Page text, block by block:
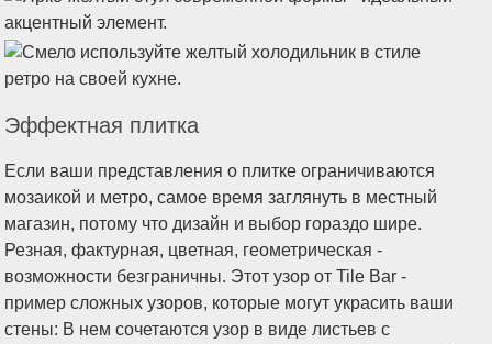
Эффектная плитка
Если ваши представления о плитке ограничиваются
мозаикой и метро, самое время заглянуть в местный
магазин, потому что дизайн и выбор гораздо шире.
Резная, фактурная, цветная, геометрическая -
возможности безграничны. Этот узор от Tile Bar -
пример сложных узоров, которые могут украсить ваши
стены: В нем сочетаются узор в виде листьев с